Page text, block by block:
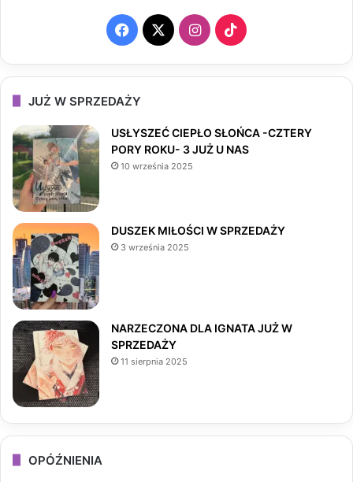
F
a
b
k
X
I
n
a
T
i
T
o
JUŻ W SPRZEDAŻY
USŁYSZEĆ CIEPŁO SŁOŃCA -CZTERY
PORY ROKU- 3 JUŻ U NAS
10 września 2025
DUSZEK MIŁOŚCI W SPRZEDAŻY
3 września 2025
NARZECZONA DLA IGNATA JUŻ W
SPRZEDAŻY
11 sierpnia 2025
OPÓŹNIENIA